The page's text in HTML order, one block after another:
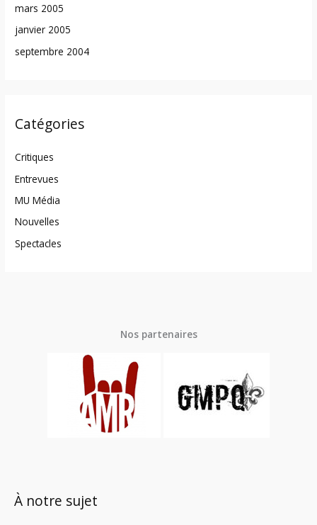
mars 2005
janvier 2005
septembre 2004
Catégories
Critiques
Entrevues
MU Média
Nouvelles
Spectacles
Nos partenaires
À notre sujet